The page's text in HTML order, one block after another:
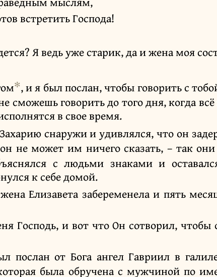
встретить Господа!
Я ведь уже старик, да и жена моя
✻, и я был послан, чтобы говорить с
говорить до того дня, когда всё
в свое время.
снаружи и удивлялся, что он
не может им ничего сказать, – так
с людьми знаками и
к себе домой.
Елизавета забеременела и пять
Господь, и вот что Он сотворил, чтобы
послан от Бога ангел Гавриил в
была обручена с мужчиной по